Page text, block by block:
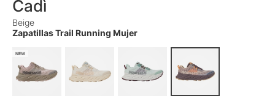
Cadì
Beige
Zapatillas Trail Running Mujer
NEW